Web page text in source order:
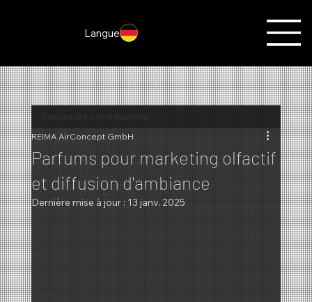
Langue
Marketing olfactif
Parfums du mois
Parfums pour marketing olfactif
et diffusion d'ambiance
REIMA AirConcept GmbH
Dernière mise à jour : 13 janv. 2025